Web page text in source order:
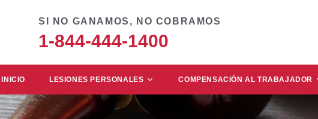
SI NO GANAMOS, NO COBRAMOS
1-844-444-1400
INICIO LESIONES PERSONALES COMPENSACIÓN AL TRABAJADOR